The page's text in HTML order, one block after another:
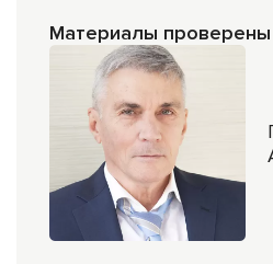
Материалы проверены